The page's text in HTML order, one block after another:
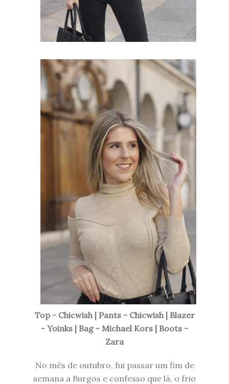
Top - Chicwish | Pants - Chicwish | Blazer
- Yoinks | Bag - Michael Kors | Boots -
Zara
No mês de outubro, fui passar um fim de
semana a Burgos e confesso que lá, o frio